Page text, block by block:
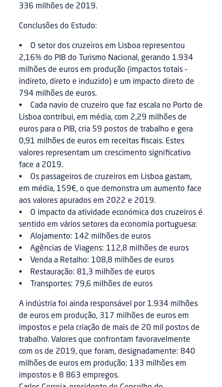
336 milhões de 2019.
Conclusões do Estudo:
• O setor dos cruzeiros em Lisboa representou
2,16% do PIB do Turismo Nacional, gerando 1.934
milhões de euros em produção (impactos totais –
indireto, direto e induzido) e um impacto direto de
794 milhões de euros.
• Cada navio de cruzeiro que faz escala no Porto de
Lisboa contribui, em média, com 2,29 milhões de
euros para o PIB, cria 59 postos de trabalho e gera
0,91 milhões de euros em receitas fiscais. Estes
valores representam um crescimento significativo
face a 2019.
• Os passageiros de cruzeiros em Lisboa gastam,
em média, 159€, o que demonstra um aumento face
aos valores apurados em 2022 e 2019.
• O impacto da atividade económica dos cruzeiros é
sentido em vários setores da economia portuguesa:
• Alojamento: 142 milhões de euros
• Agências de Viagens: 112,8 milhões de euros
• Venda a Retalho: 108,8 milhões de euros
• Restauração: 81,3 milhões de euros
• Transportes: 79,6 milhões de euros
A indústria foi ainda responsável por 1.934 milhões
de euros em produção, 317 milhões de euros em
impostos e pela criação de mais de 20 mil postos de
trabalho. Valores que confrontam favoravelmente
com os de 2019, que foram, designadamente: 840
milhões de euros em produção; 133 milhões em
impostos e 8 863 empregos.